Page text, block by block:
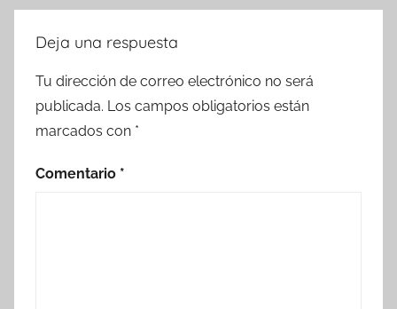
Deja una respuesta
Tu dirección de correo electrónico no será
publicada. Los campos obligatorios están
marcados con *
Comentario *